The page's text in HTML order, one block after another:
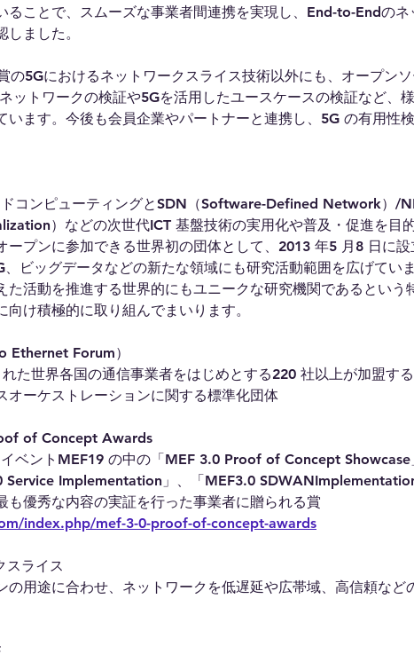
ることで、スムーズな事業者間連携を実現し、End-to-Endの
ました。
の5Gにおけるネットワークスライス技術以外にも、オープン
ットワークの検証や5Gを活用したユースケースの検証など、
います。今後も会員企業やパートナーと連携し、5G の有用性
コンピューティングとSDN（Software-Defined Network）/
）などの次世代ICT 基盤技術の実用化や普及・促進を目
ープンに参加できる世界初の団体として、2013 年5 月8 日に
ビッグデータなどの新たな領域にも研究活動範囲を広げてい
た活動を推進する世界的にもユニークな研究機関であるという
向け積極的に取り組んでまいります。
Forum）
た世界各国の通信事業者をはじめとする220 社以上が加盟す
オーケストレーションに関する標準化団体
of Concept Awards
ベントMEF19 の中の「MEF 3.0 Proof of Concept Showcase
Service Implementation」、「MEF3.0
も優秀な内容の実証を行った事業者に贈られる賞
index.php/mef-3-0-proof-of-concept-awards
スライス
の用途に合わせ、ネットワークを低遅延や広帯域、高信頼など